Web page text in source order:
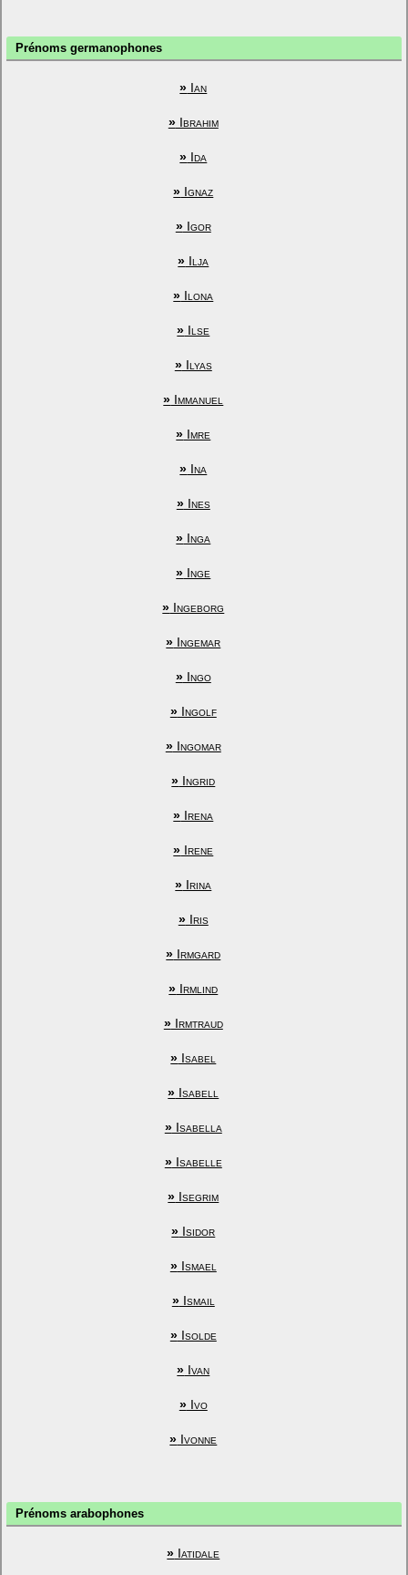
Prénoms germanophones
» Ian
»Ibrahim
» Ida
» Ignaz
»Igor
» Ilja
» Ilona
» Ilse
»Ilyas
» Immanuel
» Imre
» Ina
»Ines
» Inga
» Inge
» Ingeborg
» Ingemar
»Ingo
»Ingolf
»Ingomar
» Ingrid
» Irena
» Irene
» Irina
»Iris
» Irmgard
» Irmlind
»Irmtraud
» Isabel
» Isabell
»Isabella
»Isabelle
» Isegrim
» Isidor
»Ismael
»Ismail
»Isolde
» Ivan
»Ivo
» Ivonne
Prénoms arabophones
» Iatidale